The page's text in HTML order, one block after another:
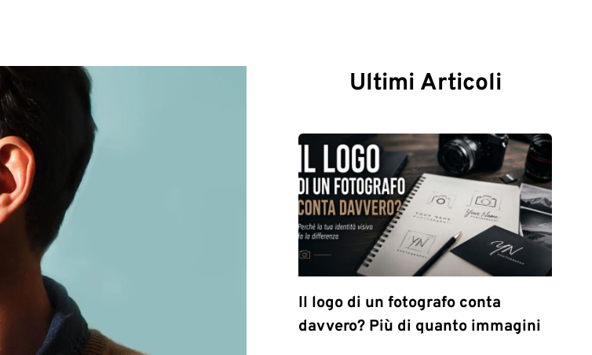
Ultimi Articoli
Il logo di un fotografo conta
davvero? Più di quanto immagini